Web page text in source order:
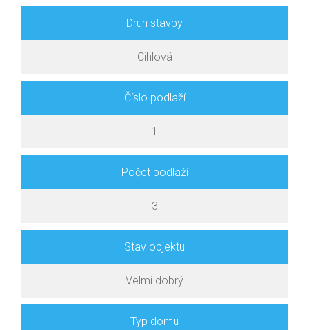
Druh stavby
Cihlová
Číslo podlaží
1
Počet podlaží
3
Stav objektu
Velmi dobrý
Typ domu